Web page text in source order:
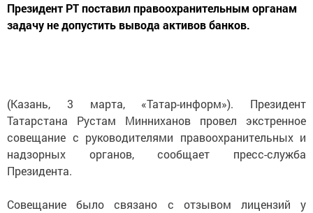
Президент РТ поставил правоохранительным органам
задачу не допустить вывода активов банков.
(Казань, 3 марта, «Татар-информ»). Президент
Татарстана Рустам Минниханов провел экстренное
совещание с руководителями правоохранительных и
надзорных органов, сообщает пресс-служба
Президента.
Совещание было связано с отзывом лицензий у